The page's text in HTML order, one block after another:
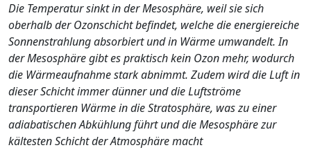
Die Temperatur sinkt in der Mesosphäre, weil sie sich
oberhalb der Ozonschicht befindet, welche die energiereiche
Sonnenstrahlung absorbiert und in Wärme umwandelt. In
der Mesosphäre gibt es praktisch kein Ozon mehr, wodurch
die Wärmeaufnahme stark abnimmt. Zudem wird die Luft in
dieser Schicht immer dünner und die Luftströme
transportieren Wärme in die Stratosphäre, was zu einer
adiabatischen Abkühlung führt und die Mesosphäre zur
kältesten Schicht der Atmosphäre macht